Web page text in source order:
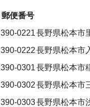
郵便番号
390-0221長野県松本市
390-0222長野県松本市
390-0301長野県松本市
390-0302長野県松本市
390-0303長野県松本市